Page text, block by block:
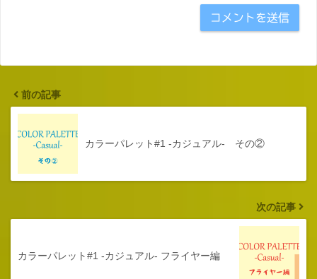
前の記事
カラーパレット#1 -カジュアル- その②
次の記事
カラーパレット#1 -カジュアル- フライヤー編